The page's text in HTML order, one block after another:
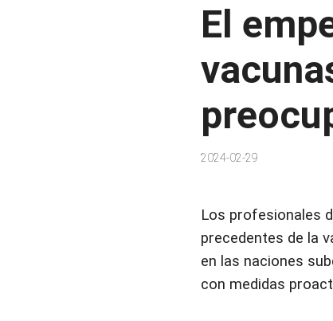
El
2024-02-29
Los profesionales
precedentes de la
en las naciones
con medidas